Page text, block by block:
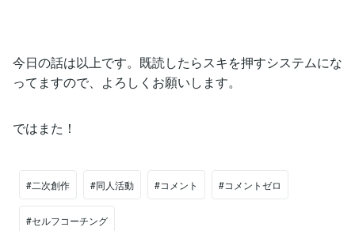
今日の話は以上です。既読したらスキを押すシステムにな
ってますので、よろしくお願いします。
ではまた！
#二次創作 #同人活動 #コメント #コメントゼロ
#セルフコーチング